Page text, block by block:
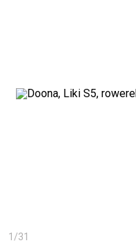
1 /31